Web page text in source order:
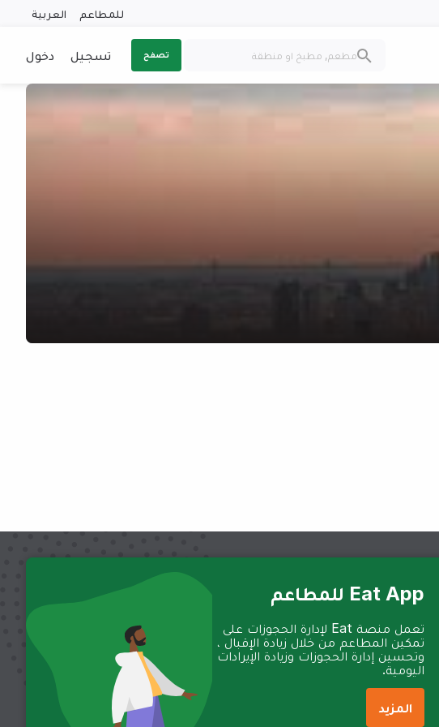
للمطاعم العربية
تصفح تسجيل دخول
Eat App للمطاعم
تعمل منصة Eat لإدارة الحجوزات على
تمكين المطاعم من خلال زيادة الإقبال ،
وتحسين إدارة الحجوزات وزيادة الإيرادات
اليومية.
المزيد